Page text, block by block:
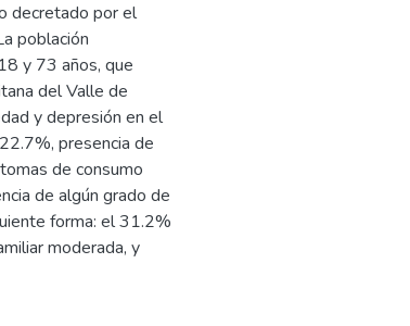
decretado por el
población
y 73 años, que
del Valle de
y depresión en el
presencia de
de consumo
de algún grado de
forma: el 31.2%
moderada, y